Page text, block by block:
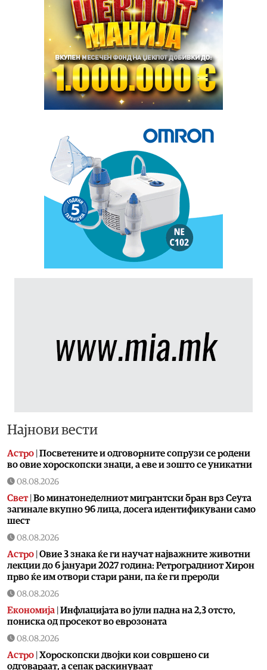
Најнови вести
Астро Посветените и одговорните сопрузи се родени
во овие хороскопски знаци, а еве и зошто се уникатни
08.08.2026
Свет| Во минатонеделниот мигрантски бран врз Сеута
загинале вкупно 96 лица, досега идентификувани само
шест
08.08.2026
Астро Овие 3 знака ќе ги научат најважните животни
лекции до 6 јануари 2027 година: Ретроградниот Хирон
прво ќе им отвори стари рани, па ќе ги прероди
08.08.2026
Економија Инфлацијата во јули падна на 2,3 отсто,
пониска од просекот во еврозоната
08.08.2026
Астро Хороскопски двојки кои совршено си
одговараат, а сепак раскинуваат